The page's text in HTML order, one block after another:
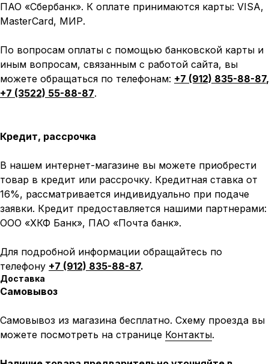
ПАО «Сбербанк». К оплате принимаются карты: VISA,
MasterCard, МИР.
По вопросам оплаты с помощью банковской карты и
иным вопросам, связанным с работой сайта, вы
можете обращаться по телефонам: +7 (912) 835-88-87,
+7 (3522) 55-88-87.
Кредит, рассрочка
В нашем интернет-магазине вы можете приобрести
товар в кредит или рассрочку. Кредитная ставка от
16%, рассматривается индивидуально при подаче
заявки. Кредит предоставляется нашими партнерами:
ООО «ХКФ Банк», ПАО «Почта банк».
Для подробной информации обращайтесь по
телефону +7 (912) 835-88-87.
Доставка
Самовывоз
Самовывоз из магазина бесплатно. Схему проезда вы
можете посмотреть на странице Контакты.